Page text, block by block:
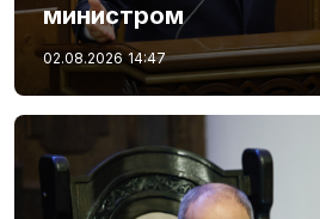
министром
02.08.2026 14:47